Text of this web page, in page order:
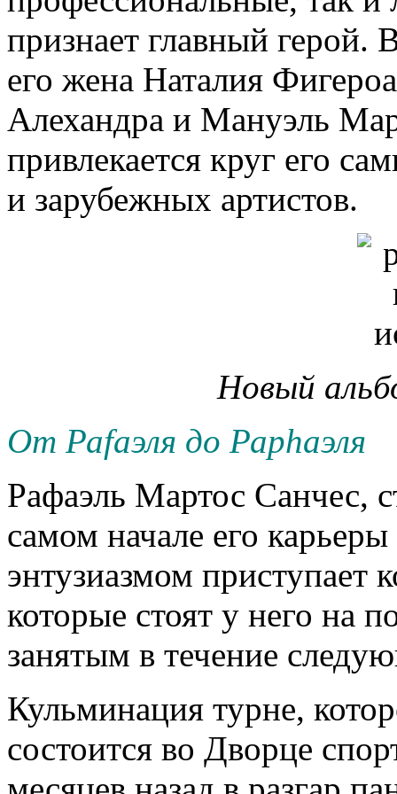
признает главный
его жена Наталия
Алехандра и Мануэль
привлекается круг его
и зарубежных артистов.
Новый
От Раfаэля до Раphаэля
Рафаэль Мартос
самом начале его
энтузиазмом приступает
которые стоят у него на
занятым в течение
Кульминация турне,
состоится во Дворце